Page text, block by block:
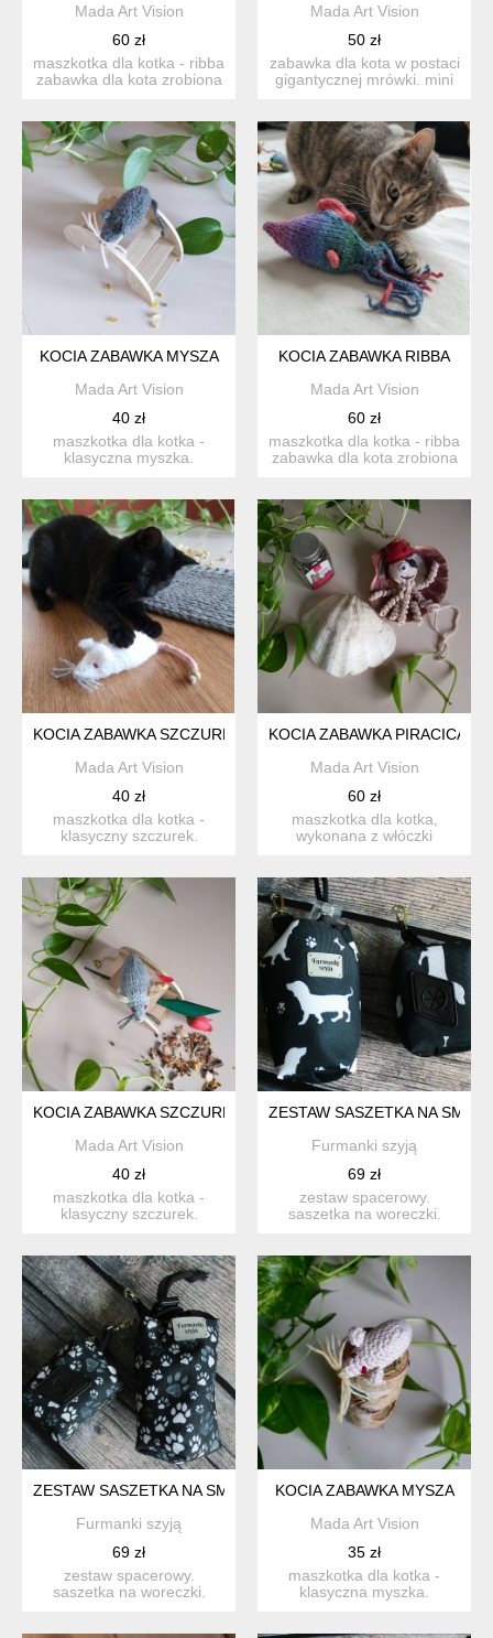
Mada Art Vision
60 zł
maszkotka dla kotka - ribba
zabawka dla kota zrobiona
Mada Art Vision
50 zł
zabawka dla kota w postaci
gigantycznej mrówki. mini
KOCIA ZABAWKA MYSZA
Mada Art Vision
40 zł
maszkotka dla kotka -
klasyczna myszka.
KOCIA ZABAWKA RIBBA
Mada Art Vision
60 zł
maszkotka dla kotka - ribba
zabawka dla kota zrobiona
KOCIA ZABAWKA SZCZUREK
Mada Art Vision
40 zł
maszkotka dla kotka -
klasyczny szczurek.
KOCIA ZABAWKA PIRACICA
Mada Art Vision
60 zł
maszkotka dla kotka,
wykonana z włóczki
KOCIA ZABAWKA SZCZUREK
Mada Art Vision
40 zł
maszkotka dla kotka -
klasyczny szczurek.
ZESTAW SASZETKA NA
Furmanki szyją
69 zł
zestaw spacerowy.
saszetka na woreczki.
ZESTAW SASZETKA NA SMACZKI I WORECZKI # ŁAPY SZARE
Furmanki szyją
69 zł
zestaw spacerowy.
saszetka na woreczki.
KOCIA ZABAWKA MYSZA
Mada Art Vision
35 zł
maszkotka dla kotka -
klasyczna myszka.